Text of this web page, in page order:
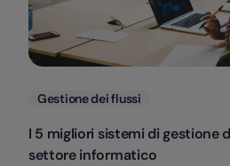
Categorie
Gestione dei flussi
I 5 migliori sistemi di gestione
settore informatico